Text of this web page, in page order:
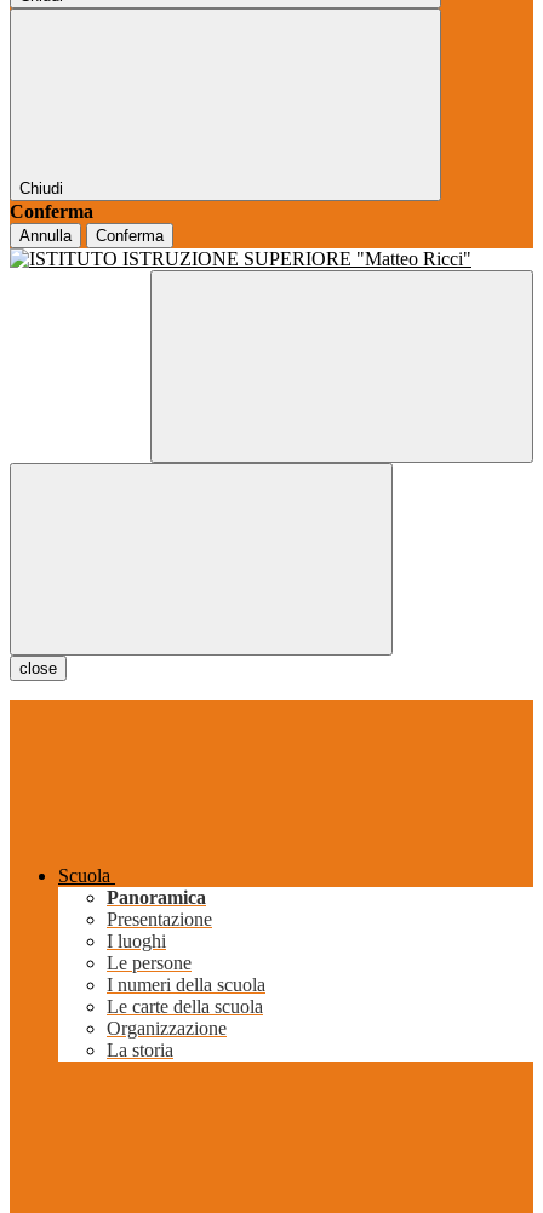
Chiudi
Conferma
Annulla Conferma
close
Scuola
Panoramica
Presentazione
I luoghi
Le persone
I numeri della scuola
Le carte della scuola
Organizzazione
La storia